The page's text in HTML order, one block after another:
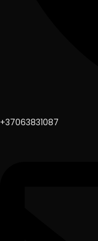
+37063831087